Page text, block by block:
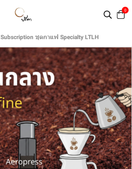
0
Subscription ชุดกาแฟ Specialty LTLH